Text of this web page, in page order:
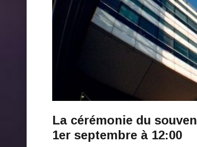
La cérémonie du
1er septembre à 12:00